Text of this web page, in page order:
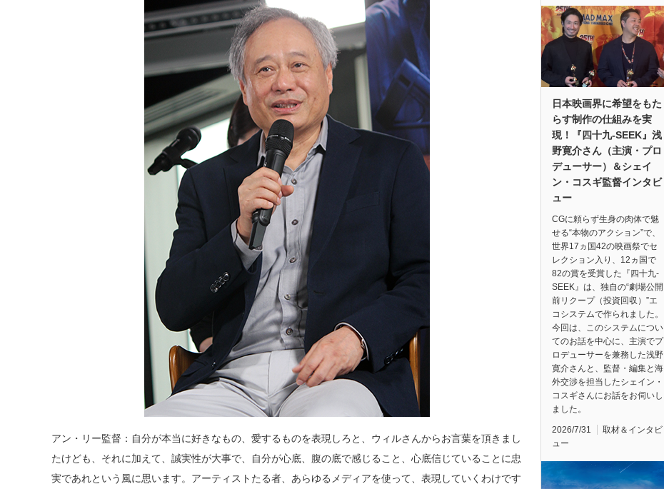
アン・リー監督：自分が本当に好きなもの、愛するものを表現しろと、ウィルさんからお言葉を頂きまし
たけども、それに加えて、誠実性が大事で、自分が心底、腹の底で感じること、心底信じていることに忠
実であれという風に思います。アーティストたる者、あらゆるメディアを使って、表現していくわけです
日本映画界に希望をもた
らす制作の仕組みを実
現！『四十九-SEEK』浅
野寛介さん（主演・プロ
デューサー）＆シェイ
ン・コスギ監督インタビ
ュー
CGに頼らず生身の肉体で魅
せる“本物のアクション”で、
世界17ヵ国42の映画祭でセ
レクション入り、12ヵ国で
82の賞を受賞した『四十九-
SEEK』は、独自の“劇場公開
前リクープ（投資回収）”エ
コシステムで作られました。
今回は、このシステムについ
てのお話を中心に、主演でプ
ロデューサーを兼務した浅野
寛介さんと、監督・編集と海
外交渉を担当したシェイン・
コスギさんにお話をお伺いし
ました。
2026/7/31
取材＆インタビ
ュー